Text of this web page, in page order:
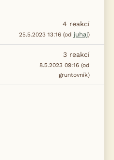
4 reakcí
25.5.2023 13:16 (od juhaj)
3 reakcí
8.5.2023 09:16 (od
gruntovník)